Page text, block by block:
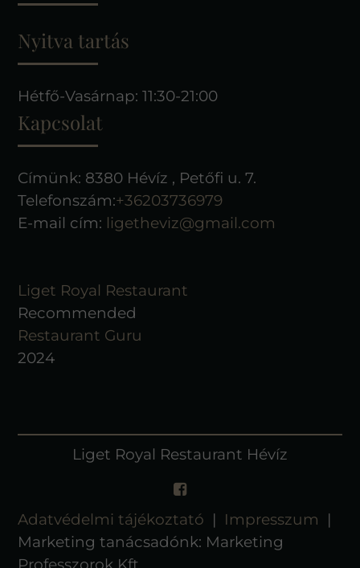
Nyitva tartás
Hétfő-Vasárnap: 11:30-21:00
Kapcsolat
Címünk: 8380 Hévíz , Petőfi u. 7.
Telefonszám:+36203736979
E-mail cím: ligetheviz@gmail.com
Liget Royal Restaurant
Recommended
Restaurant Guru
2024
Liget Royal Restaurant Hévíz
Adatvédelmi tájékoztató | Impresszum
|
Marketing tanácsadónk: Marketing
Professzorok Kft.